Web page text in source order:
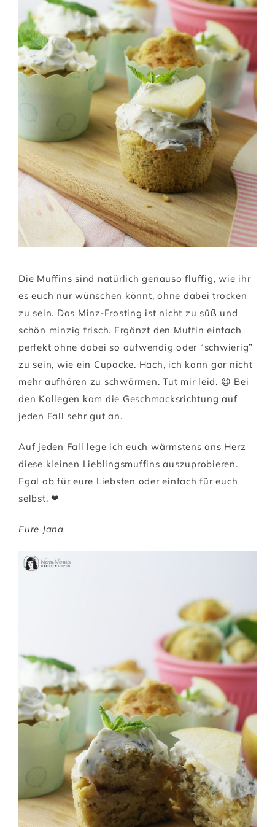
Die Muffins sind natürlich genauso fluffig, wie ihr
es euch nur wünschen könnt, ohne dabei trocken
zu sein. Das Minz-Frosting ist nicht zu süß und
schön minzig frisch. Ergänzt den Muffin einfach
perfekt ohne dabei so aufwendig oder “schwierig”
zu sein, wie ein Cupacke. Hach, ich kann gar nicht
mehr aufhören zu schwärmen. Tut mir leid. 😉 Bei
den Kollegen kam die Geschmacksrichtung auf
jeden Fall sehr gut an.
Auf jeden Fall lege ich euch wärmstens ans Herz
diese kleinen Lieblingsmuffins auszuprobieren.
Egal ob für eure Liebsten oder einfach für euch
selbst. ❤
Eure Jana